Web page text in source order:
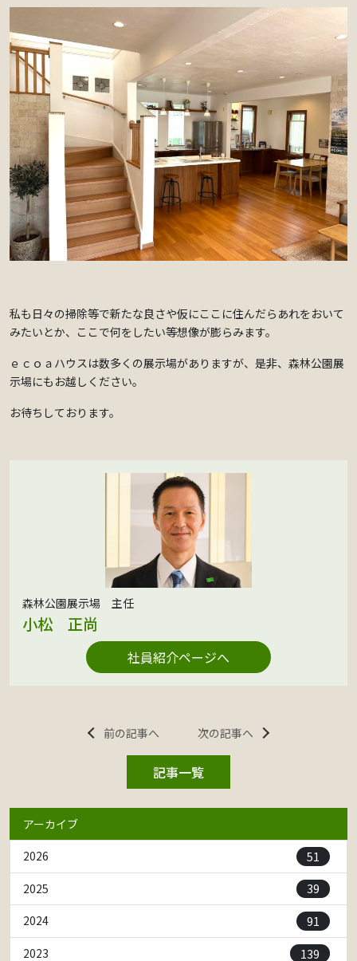
私も日々の掃除等で新たな良さや仮にここに住んだらあれをおいて
みたいとか、ここで何をしたい等想像が膨らみます。
ｅｃｏａハウスは数多くの展示場がありますが、是非、森林公園展
示場にもお越しください。
お待ちしております。
森林公園展示場 主任
小松 正尚
社員紹介ページへ
前の記事へ 次の記事へ
記事一覧
アーカイブ
2026
51
2025 39
2024 91
2023 139